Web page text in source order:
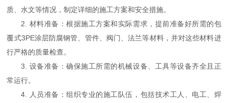
质、水文等情况，制定详细的施工方案和安全措施。
2. 材料准备：根据施工方案和实际需求，提前准备好所需的包
覆式3PE涂层防腐钢管、管件、阀门、法兰等材料，并对这些材料进
行严格的质量检查。
3. 设备准备：确保施工所需的机械设备、工具等设备齐全且正
常运行。
4. 人员准备：组织专业的施工队伍，包括技术工人、电工、焊